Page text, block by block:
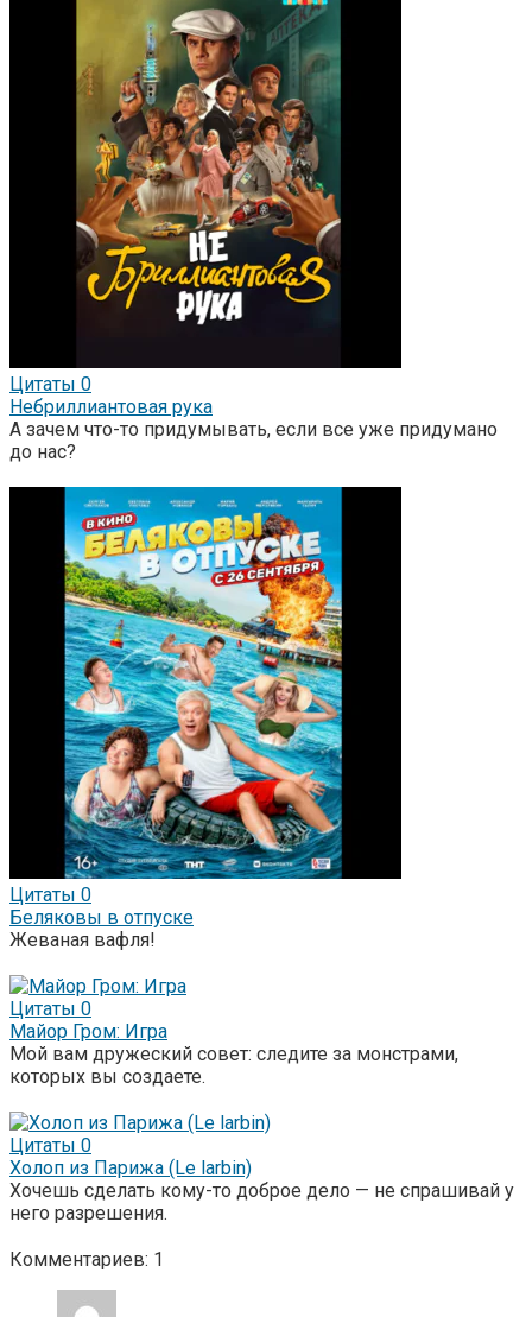
Цитаты 0
Небриллиантовая рука
А зачем что-то придумывать, если все уже придумано
до нас?
Цитаты 0
Беляковы в отпуске
Жеваная вафля!
Цитаты 0
Майор Гром: Игра
Мой вам дружеский совет: следите за монстрами,
которых вы создаете.
Цитаты 0
Холоп из Парижа (Le larbin)
Хочешь сделать кому-то доброе дело — не спрашивай у
него разрешения.
Комментариев: 1